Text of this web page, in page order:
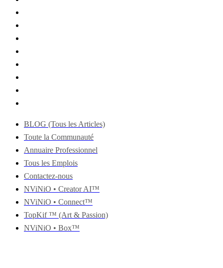
BLOG (Tous les Articles)
Toute la Communauté
Annuaire Professionnel
Tous les Emplois
Contactez-nous
NViNiO • Creator AI™
NViNiO • Connect™
TopKif ™ (Art & Passion)
NViNiO • Box™